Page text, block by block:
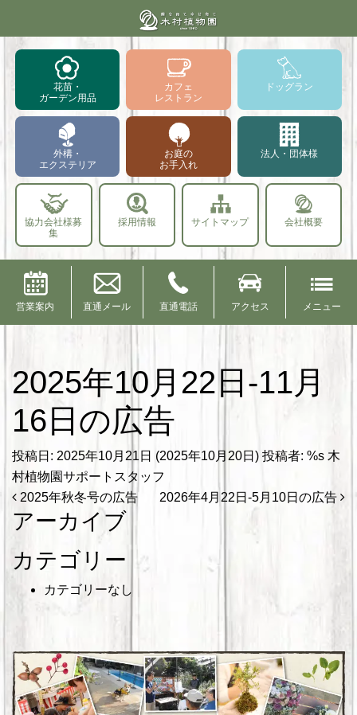
花苗・
ガーデン用品
カフェ
レストラン
ドッグラン
外構・
エクステリア
お庭の
お手入れ
法人・団体様
協力会社様募
集
採用情報 サイトマップ 会社概要
営業案内 直通メール 直通電話 アクセス メニュー
2025年10月22日-11月
16日の広告
投稿日: 2025年10月21日 (2025年10月20日) 投稿者: %s 木
村植物園サポートスタッフ
投稿ナビゲーション
2025年秋冬号の広告 2026年4月22日-5月10日の広告
アーカイブ
カテゴリー
カテゴリーなし